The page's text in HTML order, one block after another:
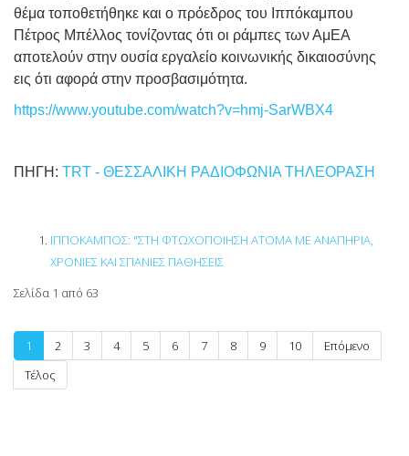
θέμα τοποθετήθηκε και ο πρόεδρος του Ιππόκαμπου
Πέτρος Μπέλλος τονίζοντας ότι οι ράμπες των ΑμΕΑ
αποτελούν στην ουσία εργαλείο κοινωνικής δικαιοσύνης
εις ότι αφορά στην προσβασιμότητα.
https://www.youtube.com/watch?v=hmj-SarWBX4
ΠΗΓΗ: TRT - ΘΕΣΣΑΛΙΚΗ ΡΑΔΙΟΦΩΝΙΑ ΤΗΛΕΟΡΑΣΗ
ΙΠΠΟΚΑΜΠΟΣ: "ΣΤΗ ΦΤΩΧΟΠΟΙΗΣΗ ΑΤΟΜΑ ΜΕ ΑΝΑΠΗΡΙΑ,
ΧΡΟΝΙΕΣ ΚΑΙ ΣΠΑΝΙΕΣ ΠΑΘΗΣΕΙΣ
Σελίδα 1 από 63
1 2 3 4 5 6 7 8 9 10
Επόμενο
Τέλος